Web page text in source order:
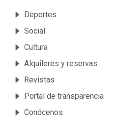
Deportes
Social
Cultura
Alquileres y reservas
Revistas
Portal de transparencia
Conócenos